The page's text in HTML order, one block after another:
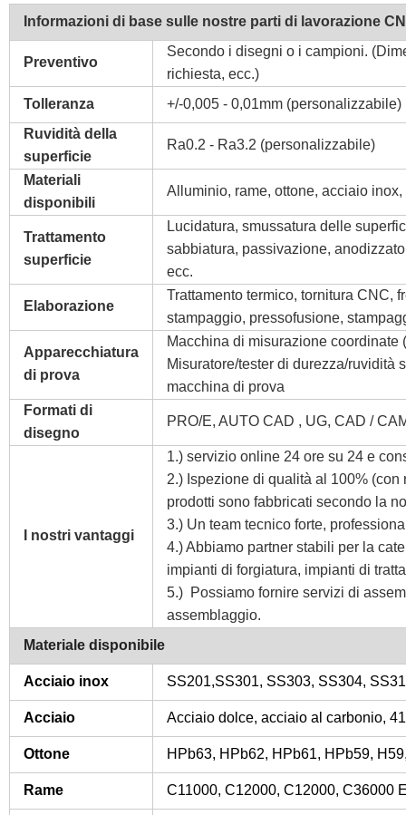
Informazioni di base sulle nostre parti di lavorazione
Preventivo
Secondo i disegni o i campioni.
richiesta, ecc.)
Tolleranza
+/-0,005 - 0,01mm (personalizzabile)
Ruvidità della
superficie
Ra0.2 - Ra3.2 (personalizzabile)
Materiali
disponibili
Alluminio, rame, ottone, acciaio
Trattamento
superficie
Lucidatura, smussatura delle
sabbiatura, passivazione,
ecc.
Elaborazione
Trattamento termico, tornitura CNC,
stampaggio, pressofusione,
Apparecchiatura
di prova
Macchina di misurazione coordinate
Misuratore/tester di durezza/ruvidità
macchina di prova
Formati di
disegno
PRO/E, AUTO CAD , UG, CAD /
I nostri vantaggi
1.) servizio online 24 ore su 24 e
2.) Ispezione di qualità al 100%
prodotti sono fabbricati secondo la
3.) Un team tecnico forte,
4.) Abbiamo partner stabili per la
impianti di forgiatura, impianti di
5.) Possiamo fornire servizi di
assemblaggio.
Materiale disponibile
Acciaio inox SS201,SS301, SS303, SS304,
Acciaio Acciaio dolce, acciaio al carbonio,
Ottone HPb63, HPb62, HPb61, HPb59,
Rame C11000, C12000, C12000, C36000